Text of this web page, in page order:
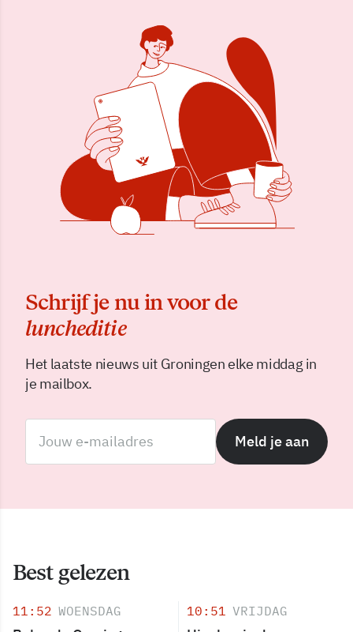
Schrijf je nu in voor de
luncheditie
Het laatste nieuws uit Groningen elke middag in
je mailbox.
Meld je aan
Best gelezen
11:52 WOENSDAG 10:51 VRIJDAG